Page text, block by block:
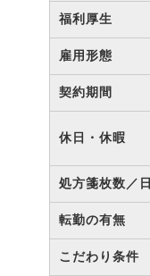
福利厚生
雇用形態
契約期間
休日・休暇
処方箋枚数／日
転勤の有無
こだわり条件